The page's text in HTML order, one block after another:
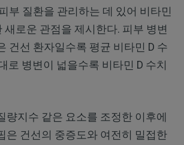
부 질환을 관리하는 데 있어 비타민
새로운 관점을 제시한다. 피부 병변
건선 환자일수록 평균 비타민 D 수
로 병변이 넓을수록 비타민 D 수치
량지수 같은 요소를 조정한 이후에
은 건선의 중증도와 여전히 밀접한